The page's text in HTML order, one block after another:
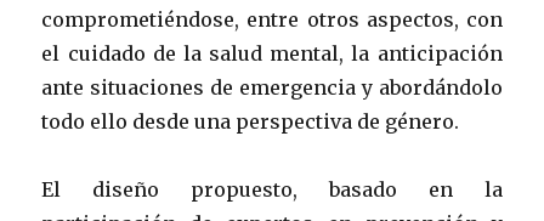
comprometiéndose, entre otros aspectos, con
el cuidado de la salud mental, la anticipación
ante situaciones de emergencia y abordándolo
todo ello desde una perspectiva de género.
El diseño propuesto, basado en la